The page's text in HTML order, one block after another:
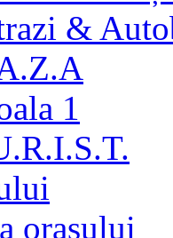
&
1
orasului